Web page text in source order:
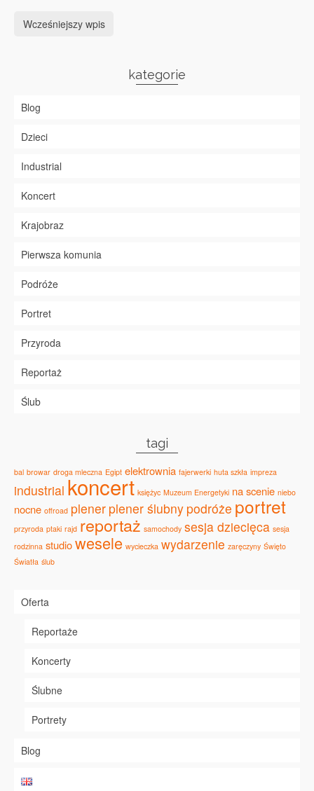
Wcześniejszy wpis
kategorie
Blog
Dzieci
Industrial
Koncert
Krajobraz
Pierwsza komunia
Podróże
Portret
Przyroda
Reportaż
Ślub
tagi
bal browar droga mleczna Egipt elektrownia fajerwerki huta szkła impreza
industrial koncert księżyc Muzeum Energetyki na scenie niebo
nocne offroad plener plener ślubny podróże portret
przyroda ptaki rajd reportaż samochody sesja dziecięca sesja
rodzinna studiowesele wycieczka wydarzenie zaręczyny Święto
Światła ślub
Oferta
Reportaże
Koncerty
Ślubne
Portrety
Blog